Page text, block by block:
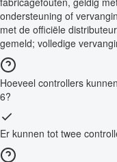
ondersteuning of
met de officiële
gemeld; volledige
Hoeveel controllers
6?
Er kunnen tot twee